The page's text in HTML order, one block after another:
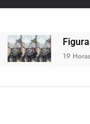
Figuras de la
19 Horas Atrás